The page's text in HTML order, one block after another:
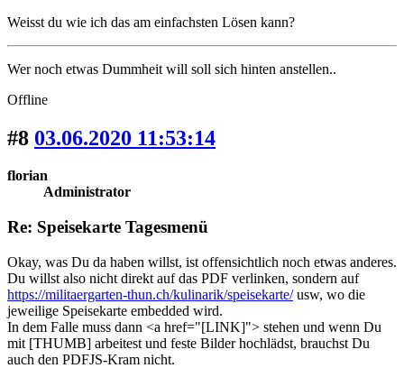
Weisst du wie ich das am einfachsten Lösen kann?
Wer noch etwas Dummheit will soll sich hinten anstellen..
Offline
#8 03.06.2020 11:53:14
florian
Administrator
Re: Speisekarte Tagesmenü
Okay, was Du da haben willst, ist offensichtlich noch etwas anderes.
Du willst also nicht direkt auf das PDF verlinken, sondern auf
https://militaergarten-thun.ch/kulinarik/speisekarte/usw, wo die
jeweilige Speisekarte embedded wird.
In dem Falle muss dann <a href="[LINK]"> stehen und wenn Du
mit [THUMB] arbeitest und feste Bilder hochlädst, brauchst Du
auch den PDFJS-Kram nicht.